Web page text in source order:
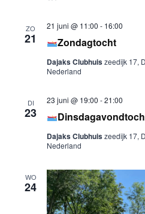
ZO
21 Zondagtocht
21 juni @ 11:00 - 16:00
Dajaks Clubhuiszeedijk 17,
Nederland
DI
23
23 juni @ 19:00 -21:00
Dajaks Clubhuiszeedijk 17,
Nederland
WO
24